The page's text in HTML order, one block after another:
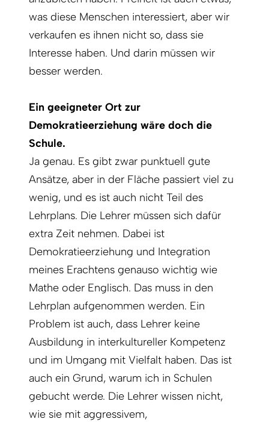
was diese Menschen interessiert, aber wir
verkaufen es ihnen nicht so, dass sie
Interesse haben. Und darin müssen wir
besser werden.
Ein geeigneter Ort zur
Demokratieerziehung wäre doch die
Schule.
Ja genau. Es gibt zwar punktuell gute
Ansätze, aber in der Fläche passiert viel zu
wenig, und es ist auch nicht Teil des
Lehrplans. Die Lehrer müssen sich dafür
extra Zeit nehmen. Dabei ist
Demokratieerziehung und Integration
meines Erachtens genauso wichtig wie
Mathe oder Englisch. Das muss in den
Lehrplan aufgenommen werden. Ein
Problem ist auch, dass Lehrer keine
Ausbildung in interkultureller Kompetenz
und im Umgang mit Vielfalt haben. Das ist
auch ein Grund, warum ich in Schulen
gebucht werde. Die Lehrer wissen nicht,
wie sie mit aggressivem,